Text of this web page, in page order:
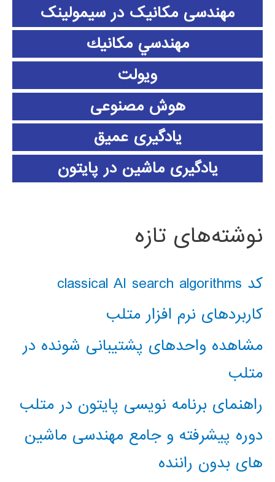
مهندسی مکانیک در سیمولینک
مهندسي مكانيك
ویولت
هوش مصنوعی
یادگیری عمیق
یادگیری ماشین در پایتون
نوشته‌های تازه
کد classical AI search algorithms
کاربردهای نرم افزار متلب
مشاهده واحدهای پشتیبانی شونده در
متلب
راهنمای برنامه نویسی پایتون در متلب
دوره پیشرفته و جامع مهندسی ماشین
های بدون راننده